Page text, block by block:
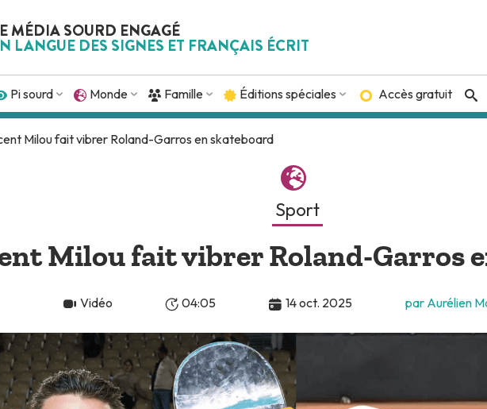
MÉDIA SOURD ENGAGÉ
LANGUE DES SIGNES ET FRANÇAIS ÉCRIT
Pi sourd Monde Famille Éditions spéciales Accès gratuit
Milou fait vibrer Roland-Garros en skateboard
Sport
Milou fait vibrer Roland-Garros
Vidéo 04:05 14 oct. 2025 par Aurélien